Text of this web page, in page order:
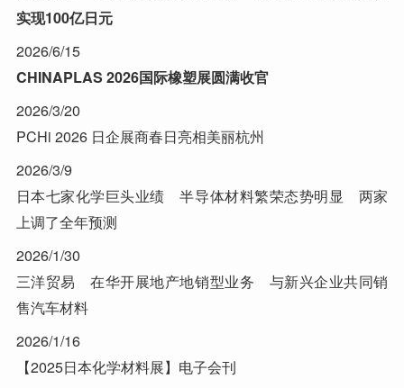
实现100亿日元
2026/6/15
CHINAPLAS 2026国际橡塑展圆满收官
2026/3/20
PCHi 2026 日企展商春日亮相美丽杭州
2026/3/9
日本七家化学巨头业绩 半导体材料繁荣态势明显 两家
上调了全年预测
2026/1/30
三洋贸易 在华开展地产地销型业务 与新兴企业共同销
售汽车材料
2026/1/16
【2025日本化学材料展】电子会刊